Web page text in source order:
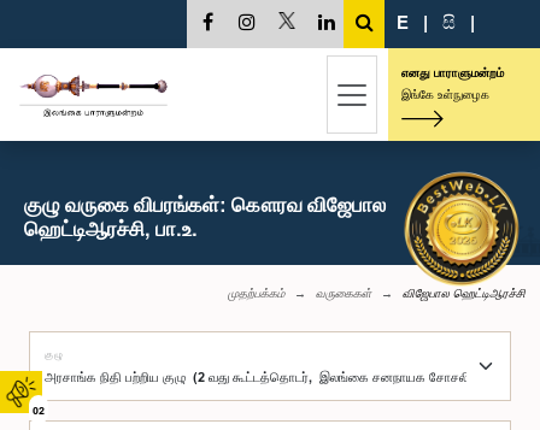
02
E | සි |
எனது பாராளுமன்றம்
இங்கே உள்நுழைக
குழு வருகை விபரங்கள்: கௌரவ விஜேபால
ஹெட்டிஆரச்சி, பா.உ.
முதற்பக்கம் வருகைகள் விஜேபால ஹெட்டிஆரச்சி
குழு